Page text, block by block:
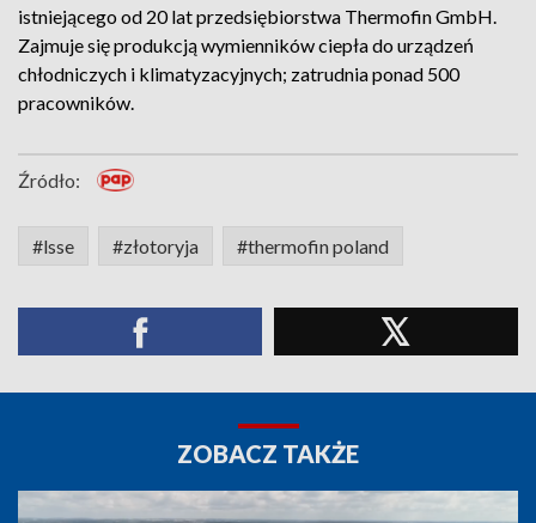
istniejącego od 20 lat przedsiębiorstwa Thermofin GmbH.
Zajmuje się produkcją wymienników ciepła do urządzeń
chłodniczych i klimatyzacyjnych; zatrudnia ponad 500
pracowników.
Źródło:
#lsse #złotoryja #thermofin poland
ZOBACZ TAKŻE